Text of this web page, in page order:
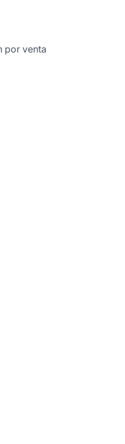
por venta